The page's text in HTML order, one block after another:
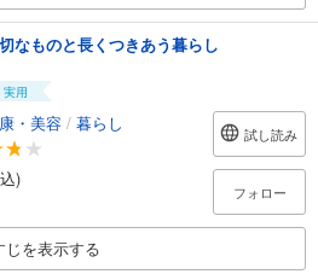
なものと長くつきあう暮らし
実用
・美容 / 暮らし
)
試し読み
フォロー
じを表示する